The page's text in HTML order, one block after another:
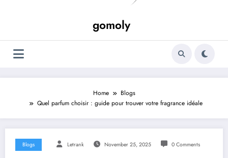
gomoly
Home
Blogs
Quel parfum choisir : guide pour trouver votre fragrance idéale
Blogs Letrank November 25, 2025 0 Comments